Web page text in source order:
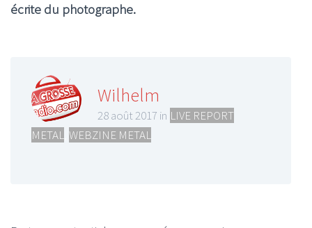
écrite du photographe.
Wilhelm
28 août 2017 in LIVE REPORT
METAL WEBZINE METAL